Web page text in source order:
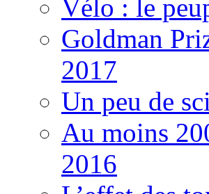
Vélo : le
Goldman
2017
Un peu de
Au moins
2016